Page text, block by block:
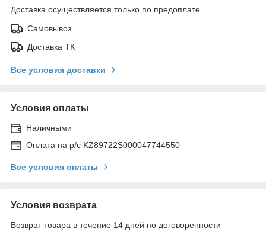
Доставка осуществляется только по предоплате.
Самовывоз
Доставка ТК
Все условия доставки
Условия оплаты
Наличными
Оплата на р/с KZ89722S000047744550
Все условия оплаты
Условия возврата
Возврат товара в течение 14 дней по договоренности